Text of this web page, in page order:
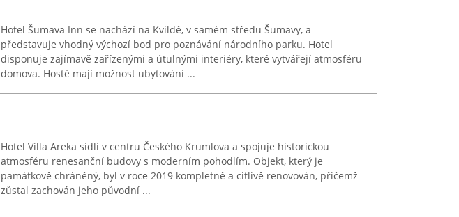
Hotel Šumava Inn se nachází na Kvildě, v samém středu Šumavy, a
představuje vhodný výchozí bod pro poznávání národního parku. Hotel
disponuje zajímavě zařízenými a útulnými interiéry, které vytvářejí atmosféru
domova. Hosté mají možnost ubytování ...
Hotel Villa Areka sídlí v centru Českého Krumlova a spojuje historickou
atmosféru renesanční budovy s moderním pohodlím. Objekt, který je
památkově chráněný, byl v roce 2019 kompletně a citlivě renovován, přičemž
zůstal zachován jeho původní ...